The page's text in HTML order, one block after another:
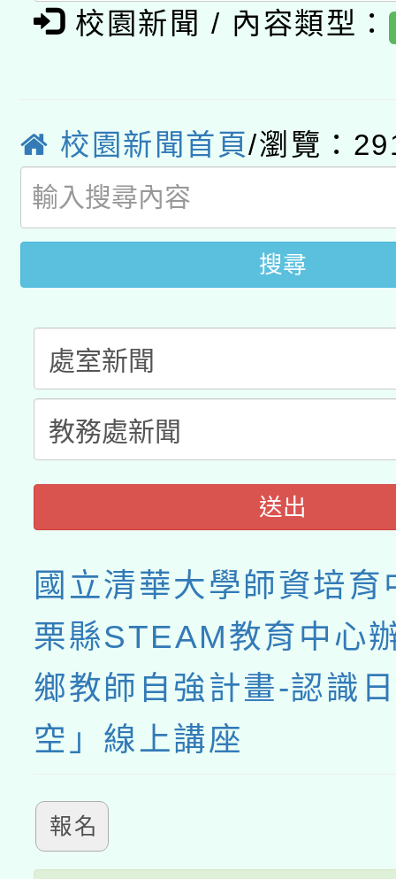
「數位內容與教學軟
業技術研究院辦理「
用水績優單位及節水達
115年8月22日(星期六
桃園市孔廟祈福系列
開 智慧啟航」
2026年桃園地景藝術
校園新聞 / 內容類型：
校園新聞首頁/瀏覽：
搜尋
送出
國立清華大學師資培育
栗縣STEAM教育中心
鄉教師自強計畫-認識
空」線上講座
報名